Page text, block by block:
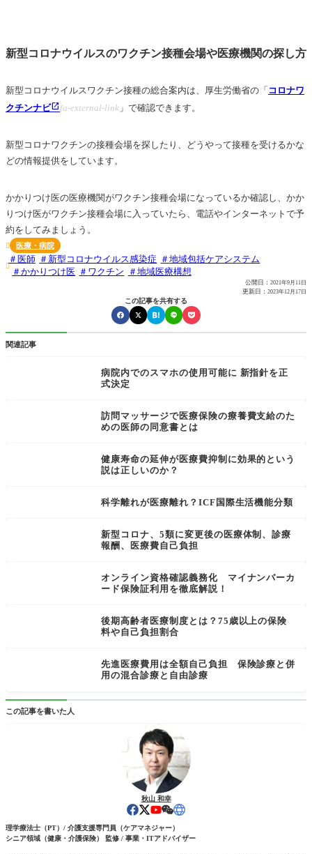
新型コロナウイルスのワクチン接種会場や医療機関の探し方
新型コロナウイルスワクチン接種の総合案内は、厚生労働省の「 コロナワ
クチンナビ
fa-external-link 」で確認できます。
新型コロナワクチンの接種会場を探したり、どうやって接種を受けるかな
どの情報提供をしています。
かかりつけ医の医療機関がワクチン接種会場になっているか確認し、かか
りつけ医がワクチン接種会場に入っていたら、電話やインターネットで予
約をしてみましょう。
 医療・病院

医師 新型コロナウイルス感染症
地域包括ケアシステム
かかりつけ医
ワクチン 地域医療構想
公開日： 2021年9月11日
更新日： 2023年12月17日
この記事を共有する
関連記事
病院内でのスマホの使用可能に 新指針を正
式決定
訪問マッサージで医療保険の療養費支給のた
めの医師の同意書とは
健康寿命の延伸が医療費抑制に効果的という
説は正しいのか？
科学離れが医療離れ？ICF国際生活機能分類
新型コロナ、5類に変更後の医療体制、診療
報酬、医療費自己負担
オンライン資格確認義務化 マイナンバーカ
ード保険証利用を徹底解説！
後期高齢者医療制度とは？75歳以上の保険
料や自己負担割合
先進医療費用は全額自己負担 保険診療と併
用の混合診療と自由診療
この記事を書いた人
秋山 和幸
理学療法士（PT）/ 介護支援専門員（ケアマネジャー）
シニア領域（健康・介護保険） 監修 / 事業・ITアドバイザー